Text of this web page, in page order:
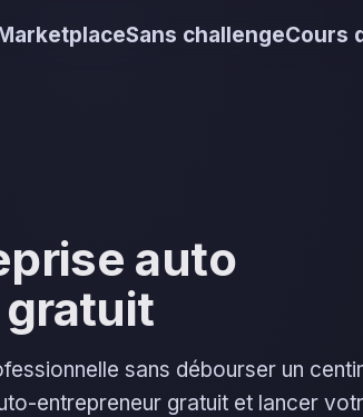
Sans challengeCours
auto
sans débourser un
entrepreneur gratuit et lancer